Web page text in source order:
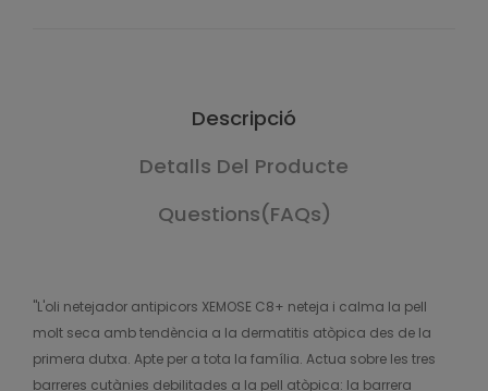
Descripció
Detalls Del Producte
Questions(FAQs)
"L'oli netejador antipicors XEMOSE C8+ neteja i calma la pell
molt seca amb tendència a la dermatitis atòpica des de la
primera dutxa. Apte per a tota la família. Actua sobre les tres
barreres cutànies debilitades a la pell atòpica: la barrera